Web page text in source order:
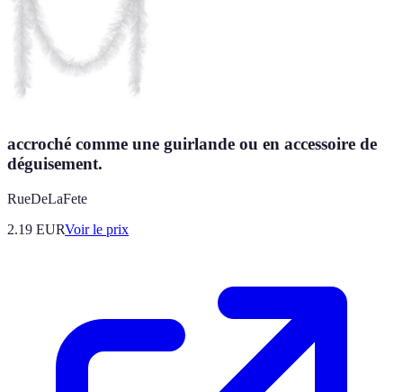
accroché comme une guirlande ou en accessoire de
déguisement.
RueDeLaFete
2.19 EURVoir le prix